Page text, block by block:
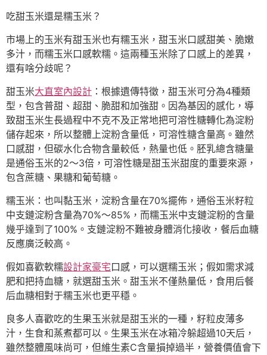
吃甜玉米還是糯玉米？
市場上的玉米有甜玉米也有糯玉米，甜玉米口感甜美、脆嫩
多汁，而糯玉米口感軟糯。這兩種玉米除了口感上的差異，
還有啥分歧呢？
甜玉米大直室內設計 ：根據遺傳特徵，甜玉米可分為4種類
型，包含普甜、超甜、脆甜和加強甜。因為基因的感化，導
致甜玉米生長過程中不克不及正常地把可溶性糖轉化為淀粉
儲存起來，所以整體上淀粉含量低，可溶性糖含量高。雖然
口感甜，但碳水化合物含量較低，熱量也低。胚乳總含糖量
是通俗玉米的2～3倍，可溶性糖是甜玉米甜度的重要來源，
包含蔗糖、果糖和葡萄糖。
糯玉米：也叫黏玉米，淀粉含量在70%擺佈，通俗玉米籽粒
中支鏈淀粉含量為70%～85%，而糯玉米中支鏈淀粉的含量
幾乎達到了100%。支鏈淀粉不難被身體消化接收，餐后血糖
反應廣泛較高。
假如喜歡軟糯設計家豪宅口感，可以選糯玉米；假如需求減
肥和把持血糖，就選甜玉米。甜玉米不僅熱量低，食用后餐
后血糖相對于糯玉米也更平穩。
良多人喜歡吃的生果玉米就是甜玉米的一種，籽粒皮薄多
汁，生食和蒸煮都可以。生果玉米在冰箱冷躲超過10天后，
雖然整體風味尚可，但維生素C含量損掉過半，營養價值會下